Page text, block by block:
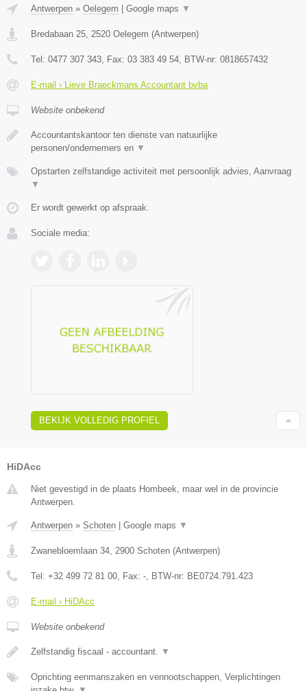
Antwerpen » Oelegem Google maps ▼
Bredabaan 25, 2520 Oelegem (Antwerpen)
Tel: 0477 307 343, Fax: 03 383 49 54, BTW-nr: 0818657432
E-mail › Lieve Braeckmans Accountant bvba
Website onbekend
Accountantskantoor ten dienste van natuurlijke
personen/ondernemers en ▼
Opstarten zelfstandige activiteit met persoonlijk advies, Aanvraag
▼
Er wordt gewerkt op afspraak.
Sociale media:
BEKIJK VOLLEDIG PROFIEL
HiDAcc
Niet gevestigd in de plaats Hombeek, maar wel in de provincie
Antwerpen.
Antwerpen » Schoten Google maps ▼
Zwanebloemlaan 34 2900 Schoten (Antwerpen)
Tel: +32 499 72 81 00 , Fax: - , BTW-nr: BE0724.791.423
E-mail › HiDAcc
Website onbekend
Zelfstandig fiscaal - accountant. ▼
Oprichting eenmanszaken en vennootschappen, Verplichtingen